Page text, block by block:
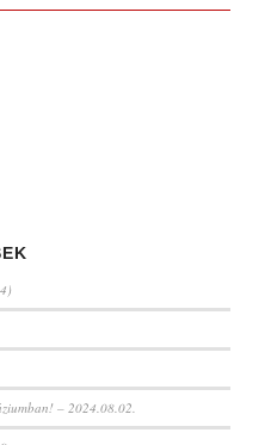
– 2024.08.02.